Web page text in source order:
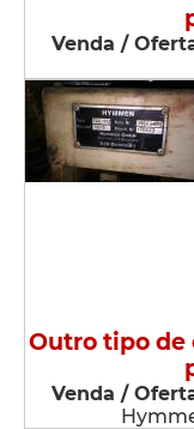
Venda /
Outro tipo de
Venda /